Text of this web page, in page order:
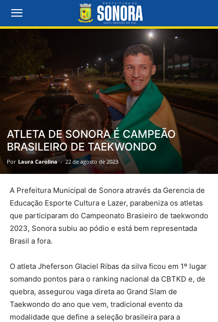
ATLETA DE SONORA É CAMPEÃO
BRASILEIRO DE TAEKWONDO
Por Laura Carolina - 22 de agosto de 2023
A Prefeitura Municipal de Sonora através da Gerencia de
Educação Esporte Cultura e Lazer, parabeniza os atletas
que participaram do Campeonato Brasieiro de taekwondo
2023, Sonora subiu ao pódio e está bem representada
Brasil a fora.
O atleta Jheferson Glaciel Ribas da silva ficou em 1º lugar
somando pontos para o ranking nacional da CBTKD e, de
quebra, assegurou vaga direta ao Grand Slam de
Taekwondo do ano que vem, tradicional evento da
modalidade que define a seleção brasileira para a